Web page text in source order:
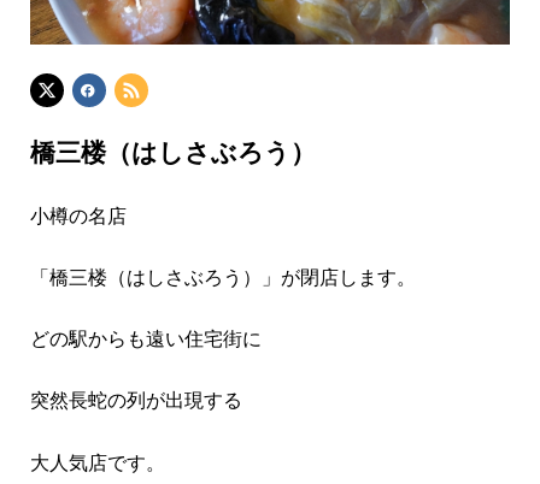
橋三楼（はしさぶろう）
小樽の名店
「橋三楼（はしさぶろう）」が閉店します。
どの駅からも遠い住宅街に
突然長蛇の列が出現する
大人気店です。